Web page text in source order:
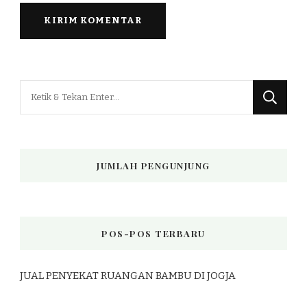
Mencari
JUMLAH PENGUNJUNG
POS-POS TERBARU
JUAL PENYEKAT RUANGAN BAMBU DI JOGJA